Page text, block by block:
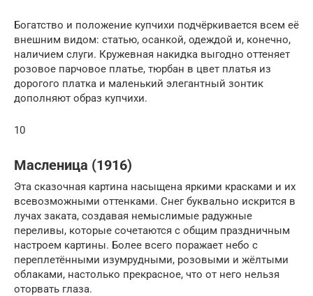
Богатство и положение купчихи подчёркивается всем её
внешним видом: статью, осанкой, одеждой и, конечно,
наличием слуги. Кружевная накидка выгодно оттеняет
розовое парчовое платье, тюрбан в цвет платья из
дорогого платка и маленький элегантный зонтик
дополняют образ купчихи.
10
Масленица (1916)
Эта сказочная картина насыщена яркими красками и их
всевозможными оттенками. Снег буквально искрится в
лучах заката, создавая немыслимые радужные
переливы, которые сочетаются с общим праздничным
настроем картины. Более всего поражает небо с
переплетёнными изумрудными, розовыми и жёлтыми
облаками, настолько прекрасное, что от него нельзя
оторвать глаза.